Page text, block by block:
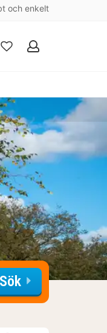
och enkelt
Mina
Sök